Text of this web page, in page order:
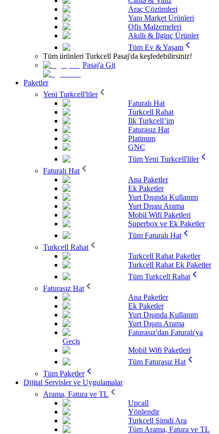
Araç Çözümleri
Yapı Market Ürünleri
Ofis Malzemeleri
Akıllı & İlginç Ürünler
Tüm Ev & Yaşam
Tüm ürünleri Turkcell Pasaj'da keşfedebilirsiniz!
Pasaj'a Git
Paketler
Yeni Turkcell'liler
Faturalı Hat
Turkcell Rahat
İlk Turkcell’im
Faturasız Hat
Platinum
GNÇ
Tüm Yeni Turkcell'liler
Faturalı Hat
Ana Paketler
Ek Paketler
Yurt Dışında Kullanım
Yurt Dışını Arama
Mobil Wifi Paketleri
Superbox ve Ek Paketler
Tüm Faturalı Hat
Turkcell Rahat
Turkcell Rahat Paketler
Turkcell Rahat Ek Paketler
Tüm Turkcell Rahat
Faturasız Hat
Ana Paketler
Ek Paketler
Yurt Dışında Kullanım
Yurt Dışını Arama
Faturasız'dan Faturalı'ya
Geçiş
Mobil Wifi Paketleri
Tüm Faturasız Hat
Tüm Paketler
Dijital Servisler ve Uygulamalar
Arama, Fatura ve TL
Upcall
Yönlendir
Turkcell Şimdi Ara
Tüm Arama, Fatura ve TL